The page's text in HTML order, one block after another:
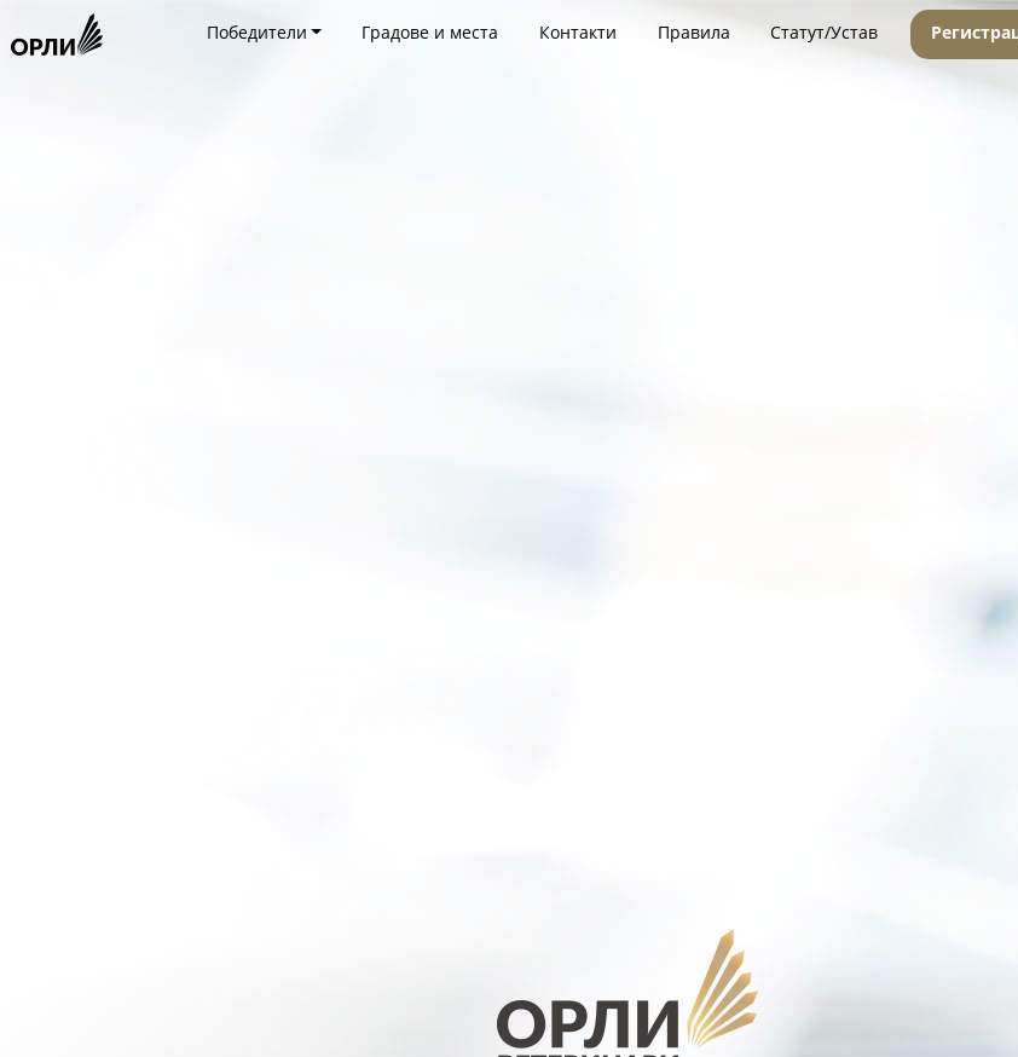
Победители Градове и места Контакти Правила Статут/Устав